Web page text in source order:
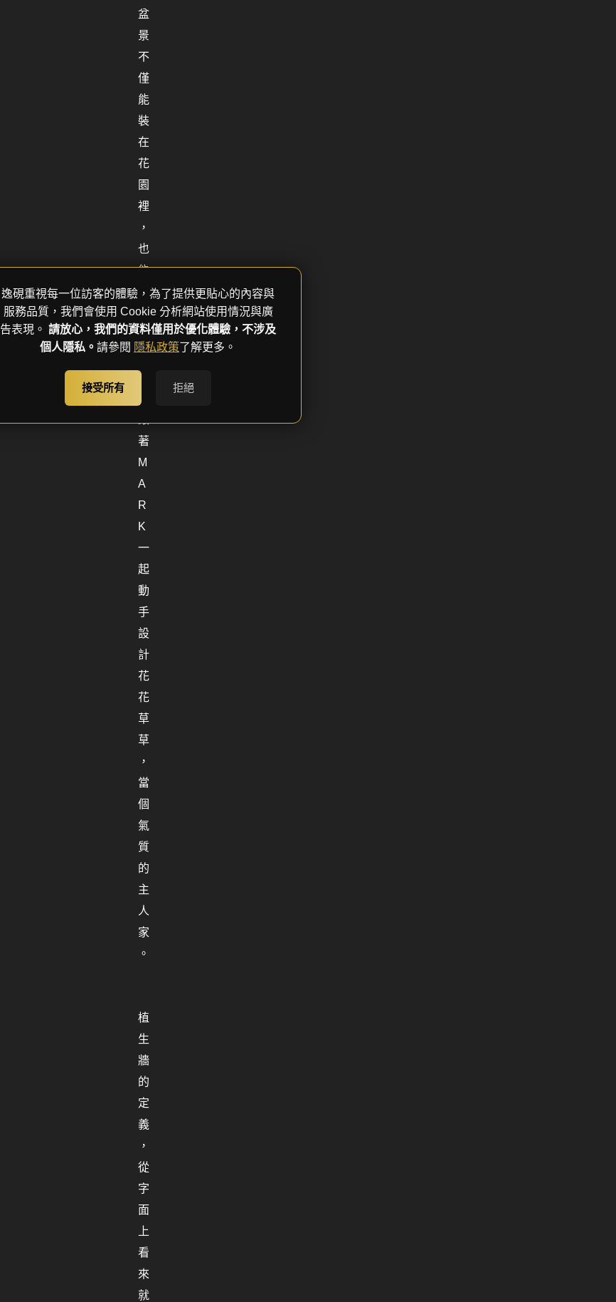
盆
景
不
僅
能
裝
在
花
園
裡
，
也
能
夠
爬
上
牆
面
著
M
A
R
K
一
起
動
手
設
計
花
花
草
草
，
當
個
氣
質
的
主
人
家
。
植
生
牆
的
定
義
，
從
字
面
上
看
來
就
逸硯重視每一位訪客的體驗，為了提供更貼心的內容與
服務品質，我們會使用 Cookie 分析網站使用情況與廣
告表現。 請放心，我們的資料僅用於優化體驗，不涉及
個人隱私。 請參閱 隱私政策了解更多。
接受所有 拒絕